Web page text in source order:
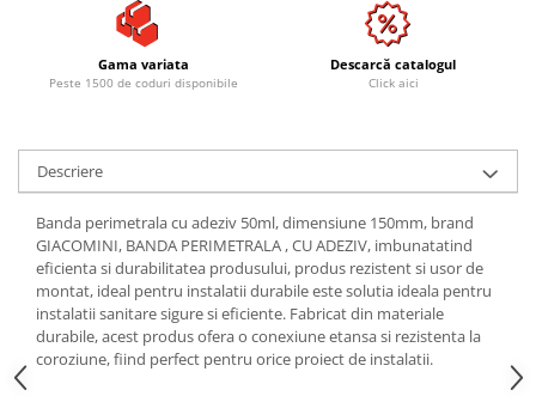
Gama variata
Peste 1500 de coduri disponibile
Descarcă catalogul
Click aici
Descriere
Banda perimetrala cu adeziv 50ml, dimensiune 150mm, brand
GIACOMINI, BANDA PERIMETRALA , CU ADEZIV, imbunatatind
eficienta si durabilitatea produsului, produs rezistent si usor de
montat, ideal pentru instalatii durabile este solutia ideala pentru
instalatii sanitare sigure si eficiente. Fabricat din materiale
durabile, acest produs ofera o conexiune etansa si rezistenta la
coroziune, fiind perfect pentru orice proiect de instalatii.